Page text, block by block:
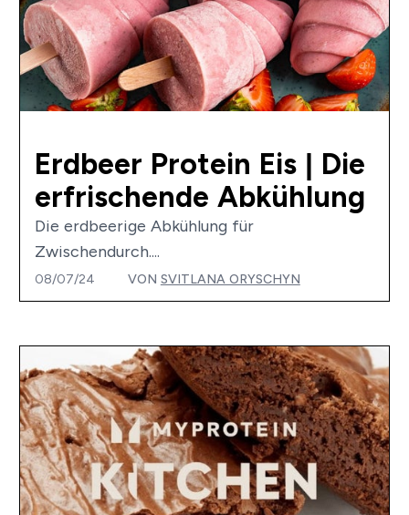
Erdbeer Protein Eis | Die
erfrischende Abkühlung
Die erdbeerige Abkühlung für
Zwischendurch....
08/07/24 VON SVITLANA ORYSCHYN